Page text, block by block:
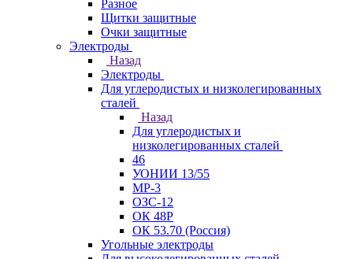
Разное
Щитки защитные
Очки защитные
Электроды
Назад
Электроды
Для углеродистых и низколегированных
сталей
Назад
Для углеродистых и
низколегированных сталей
46
УОНИИ 13/55
МР-3
ОЗС-12
ОК 48Р
ОК 53.70 (Россия)
Угольные электроды